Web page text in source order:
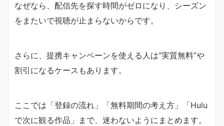
なぜなら、配信先を探す時間がゼロになり、シーズン
をまたいで視聴が止まらないからです。
さらに、提携キャンペーンを使える人は“実質無料”や
割引になるケースもあります。
ここでは「登録の流れ」「無料期間の考え方」「Hulu
で次に観る作品」まで、迷わないようにまとめます。